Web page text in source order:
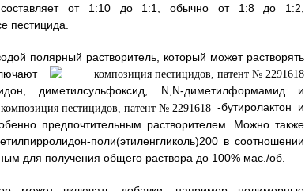
составляет от 1:10 до 1:1, обычно от 1:8 до 1:2,
пестицида.
полярный растворитель, который может растворять
диметилсульфоксид, N,N-диметилформамид и
-бутиролактон и
предпочтительным растворителем. Можно также
поли(этиленгликоль)200 в соотношении
для получения общего раствора до 100% мас./об.